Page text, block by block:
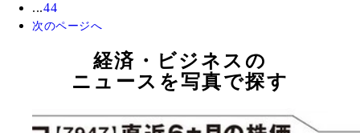
...44
次のページへ
経済・ビジネスの
ニュースを写真で探す